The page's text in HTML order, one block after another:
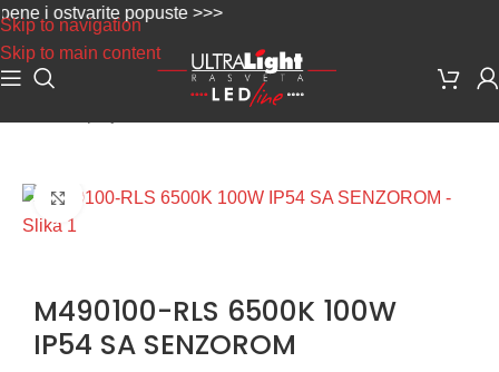
Skip to navigation
Skip to main content
ostvarite popuste >>>
Uvećaj sliku
M490100-RLS 6500K 100W
IP54 SA SENZOROM